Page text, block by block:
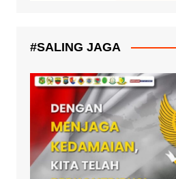
#SALING JAGA